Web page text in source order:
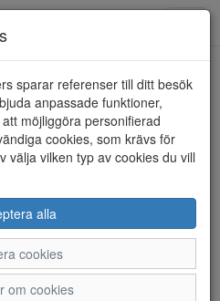
sparar referenser till ditt besök
anpassade funktioner,
möjliggöra personifierad
cookies, som krävs för
välja vilken typ av cookies du vill
alla
cookies
om cookies